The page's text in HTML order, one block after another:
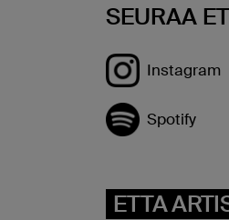
SEURAA
Instagram
Spotify
ETTA